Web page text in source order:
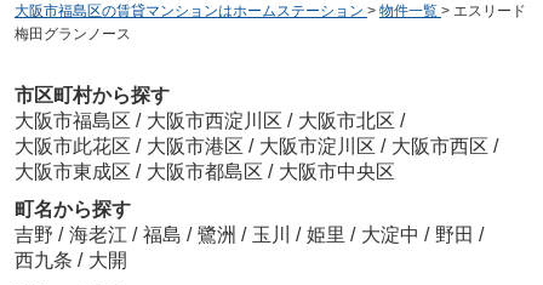
大阪市福島区の賃貸マンションはホームステーション > 物件一覧 > エスリード
梅田グランノース
市区町村から探す
大阪市福島区 / 大阪市西淀川区 / 大阪市北区 /
大阪市此花区 / 大阪市港区 / 大阪市淀川区 / 大阪市西区 /
大阪市東成区 / 大阪市都島区 / 大阪市中央区
町名から探す
吉野 / 海老江 / 福島 / 鷺洲 / 玉川 / 姫里 / 大淀中 / 野田 /
西九条 / 大開